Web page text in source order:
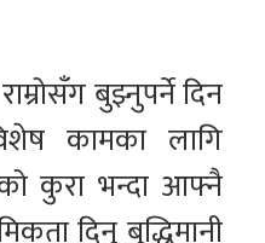
बुझ्नुपर्ने दिन
कामका लागि
कुरा भन्दा आफ्नै
दिनु बुद्धिमानी